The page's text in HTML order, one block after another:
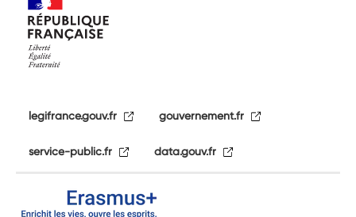
legifrance.gouv.fr gouvernement.fr
service-public.fr data.gouv.fr